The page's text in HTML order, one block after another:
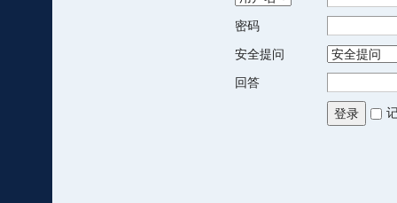
密码
安全提问
回答
登录